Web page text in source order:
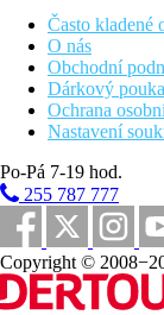
300 m
Vzdálenost k
50 km
Vzdálenost od
3 km
Centrum města
Pláž
Plážová
Často kladené
O nás
Obchodní
Dárkový
Ochrana
Nastavení
Po-Pá 7-19 hod.
255 787 777
Copyright ©